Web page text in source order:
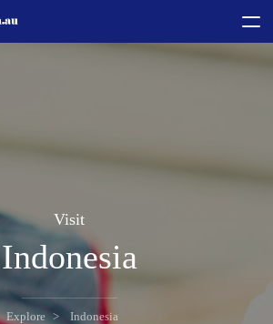
Visit
Indonesia
Explore Indonesia